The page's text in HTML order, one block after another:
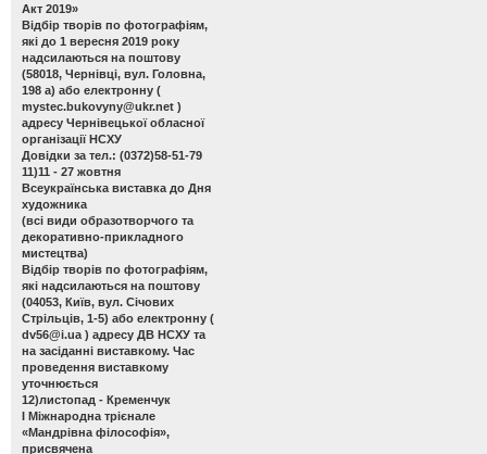
Акт 2019»
Відбір творів по фотографіям,
які до 1 вересня 2019 року
надсилаються на поштову
(58018, Чернівці, вул. Головна,
198 а) або електронну (
mystec.bukovyny@ukr.net )
адресу Чернівецької обласної
організації НСХУ
Довідки за тел.: (0372)58-51-79
11)11 - 27 жовтня
Всеукраїнська виставка до Дня
художника
(всі види образотворчого та
декоративно-прикладного
мистецтва)
Відбір творів по фотографіям,
які надсилаються на поштову
(04053, Київ, вул. Січових
Стрільців, 1-5) або електронну (
dv56@i.ua ) адресу ДВ НСХУ та
на засіданні виставкому. Час
проведення виставкому
уточнюється
12)листопад - Кременчук
І Міжнародна трієнале
«Мандрівна філософія»,
присвячена